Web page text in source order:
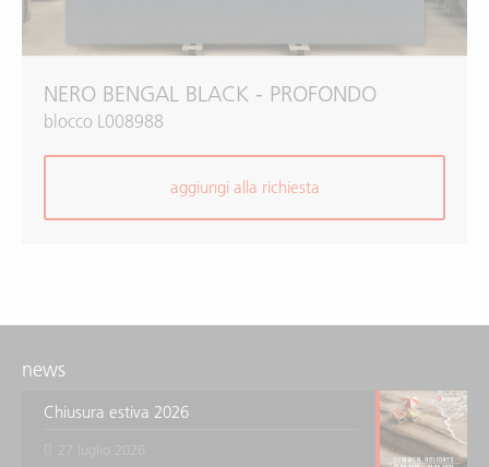
NERO BENGAL BLACK - PROFONDO
blocco L008988
aggiungi alla richiesta
news
Chiusura estiva 2026